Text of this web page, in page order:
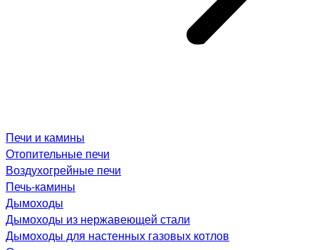
Печи и камины
Отопительные печи
Воздухогрейные печи
Печь-камины
Дымоходы
Дымоходы из нержавеющей стали
Дымоходы для настенных газовых котлов